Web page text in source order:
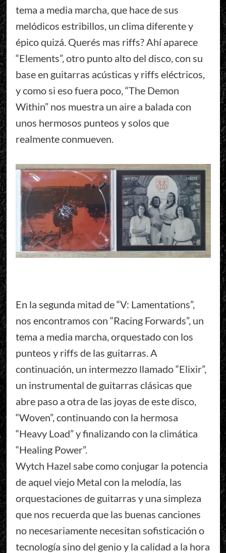
tema a media marcha, que hace de sus
melódicos estribillos, un clima diferente y
épico quizá. Querés mas riffs? Ahí aparece
“Elements”, otro punto alto del disco, con su
base en guitarras acústicas y riffs eléctricos,
y como si eso fuera poco, “The Demon
Within” nos muestra un aire a balada con
unos hermosos punteos y solos que
realmente conmueven.
En la segunda mitad de “V: Lamentations”,
nos encontramos con “Racing Forwards”, un
tema a media marcha, orquestado con los
punteos y riffs de las guitarras. A
continuación, un intermezzo llamado “Elixir”,
un instrumental de guitarras clásicas que
abre paso a otra de las joyas de este disco,
“Woven”, continuando con la hermosa
“Heavy Load” y finalizando con la climática
“Healing Power”.
Wytch Hazel sabe como conjugar la potencia
de aquel viejo Metal con la melodía, las
orquestaciones de guitarras y una simpleza
que nos recuerda que las buenas canciones
no necesariamente necesitan sofisticación o
tecnología sino del genio y la calidad a la hora